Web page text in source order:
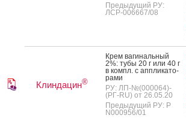
Предыдущий РУ:
ЛСР-006667/08
Клиндацин®
Крем ва­гиналь­ный
2%: ту­бы 20 г или 40 г
в компл. с ап­пли­като­
рами
РУ: ЛП-№(000064)-
(РГ-RU) от 26.05.20
Предыдущий РУ: Р
N000956/01